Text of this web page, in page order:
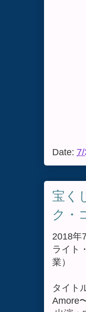
Date:
宝く
ク・
2018年
ライト
業）
タイト
Amore